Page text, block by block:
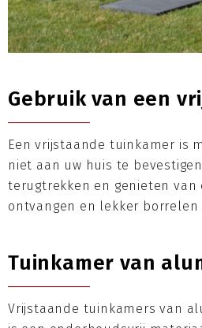
Gebruik van een
Een vrijstaande tuinkamer is
niet aan uw huis te
terugtrekken en genieten van
ontvangen en lekker
Tuinkamer van
Vrijstaande tuinkamers van